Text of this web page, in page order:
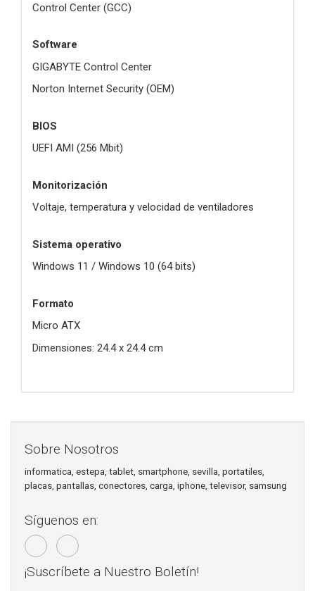
Control Center (GCC)
Software
GIGABYTE Control Center
Norton Internet Security (OEM)
BIOS
UEFI AMI (256 Mbit)
Monitorización
Voltaje, temperatura y velocidad de ventiladores
Sistema operativo
Windows 11 / Windows 10 (64 bits)
Formato
Micro ATX
Dimensiones: 24.4 x 24.4 cm
Sobre Nosotros
informatica, estepa, tablet, smartphone, sevilla, portatiles,
placas, pantallas, conectores, carga, iphone, televisor, samsung
Síguenos en:
¡Suscríbete a Nuestro Boletín!